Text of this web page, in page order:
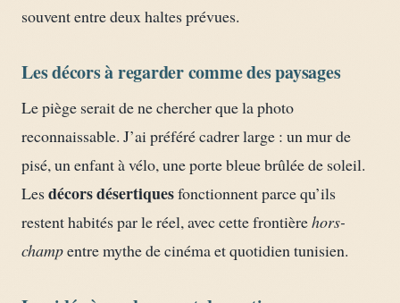
souvent entre deux haltes prévues.
Les décors à regarder comme des paysages
Le piège serait de ne chercher que la photo
reconnaissable. J’ai préféré cadrer large : un mur de
pisé, un enfant à vélo, une porte bleue brûlée de soleil.
Lesdécors désertiquesfonctionnent parce qu’ils
restent habités par le réel, avec cette frontièrehors-
champentre mythe de cinéma et quotidien tunisien.